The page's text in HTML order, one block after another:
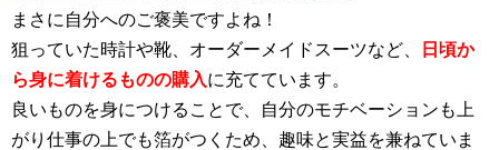
まさに自分へのご褒美ですよね！
狙っていた時計や靴、オーダーメイドスーツなど、
日頃か
ら身に着けるものの購入に充てています。
良いものを身につけることで、自分のモチベーションも上
がり仕事の上でも箔がつくため、趣味と実益を兼ねていま